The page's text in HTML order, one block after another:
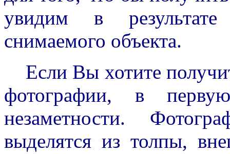
увидим в
снимаемого объекта.
Если Вы хотите
фотографии, в
незаметности.
выделятся из толпы,